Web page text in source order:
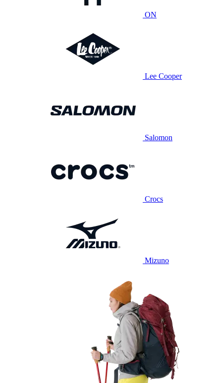
ON
Lee Cooper
Salomon
Crocs
Mizuno